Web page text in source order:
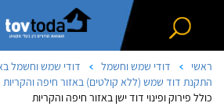
ראשי דודי שמש וחשמל
דודי שמש וחשמל
התקנת דוד שמש (ללא קולטים) באזור חיפה והקריות
כולל פירוק ופינוי דוד ישן באזור חיפה והקריות